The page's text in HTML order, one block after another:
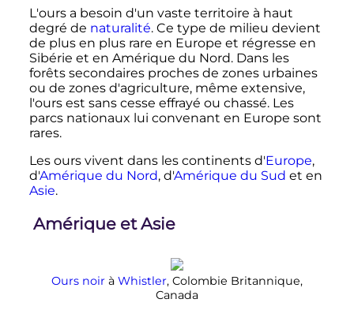
L'ours a besoin d'un vaste territoire à haut
degré de naturalité. Ce type de milieu devient
de plus en plus rare en Europe et régresse en
Sibérie et en Amérique du Nord. Dans les
forêts secondaires proches de zones urbaines
ou de zones d'agriculture, même extensive,
l'ours est sans cesse effrayé ou chassé. Les
parcs nationaux lui convenant en Europe sont
rares.
Les ours vivent dans les continents d'Europe,
d'Amérique du Nord, d'Amérique du Sud et en
Asie.
Amérique et Asie
Ours noir à Whistler, Colombie Britannique,
Canada